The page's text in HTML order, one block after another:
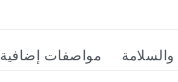
والسلامة مواصفات إضافية